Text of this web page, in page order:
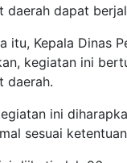
daerah dapat
itu, Kepala Dinas
kegiatan ini
daerah.
ini
sesuai